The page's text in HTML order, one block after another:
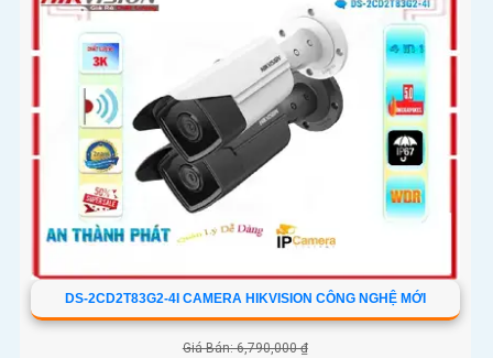
DS-2CD2T83G2-4I CAMERA HIKVISION CÔNG NGHỆ MỚI
Giá Bán: 6,790,000 ₫